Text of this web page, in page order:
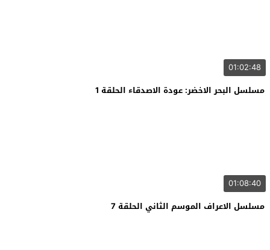
01:02:48
مسلسل البحر الاخضر: عودة الاصدقاء الحلقة 1
01:08:40
مسلسل الاعراف الموسم الثاني الحلقة 7